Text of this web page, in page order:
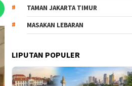
TAMAN JAKARTA TIMUR
MASAKAN LEBARAN
LIPUTAN POPULER